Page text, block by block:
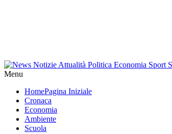
Menu
HomePagina Iniziale
Cronaca
Economia
Ambiente
Scuola